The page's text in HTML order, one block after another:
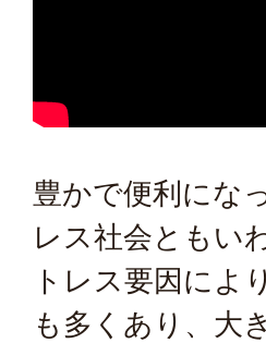
豊かで便利にな
レス社会ともい
トレス要因によ
も多くあり、大